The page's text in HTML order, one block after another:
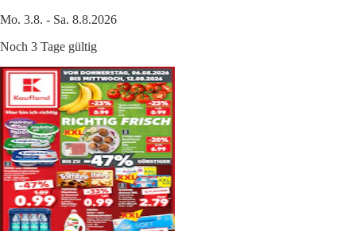
Mo. 3.8. - Sa. 8.8.2026
Noch 3 Tage gültig